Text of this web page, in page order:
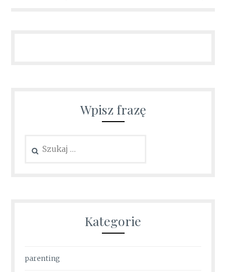
Wpisz frazę
Kategorie
parenting